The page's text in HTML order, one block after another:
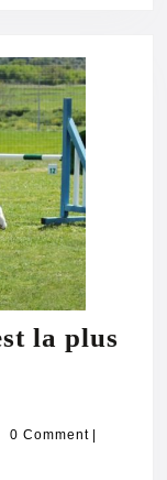
la plus
0 Comment